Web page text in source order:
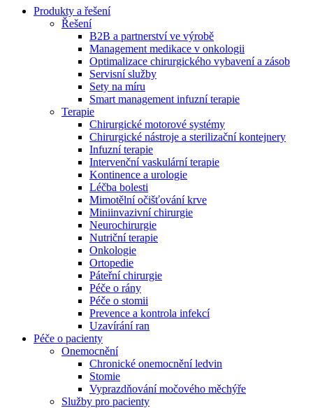
Terapie
Nabídky pracovních míst
Objevte své kariérní příležitosti ​v B. Braun. Vyhledejte náš trh
Produkty a řešení
Řešení
B2B a partnerství ve výrobě
Management medikace v onkologii
Optimalizace chirurgického vybavení a zásob
Servisní služby
Sety na míru
Smart management infuzní terapie​
Terapie
Chirurgické motorové systémy
Chirurgické nástroje a sterilizační kontejnery
Infuzní terapie
Intervenční vaskulární terapie
Kontinence a urologie
Léčba bolesti
Mimotělní očišťování krve
Miniinvazivní chirurgie
Neurochirurgie
Nutriční terapie
Onkologie
Ortopedie
Páteřní chirurgie
Péče o rány
Péče o stomii
Prevence a kontrola infekcí
Uzavírání ran
Péče o pacienty
Onemocnění
Chronické onemocnění ledvin
Stomie
Vyprazdňování močového měchýře
Služby pro pacienty